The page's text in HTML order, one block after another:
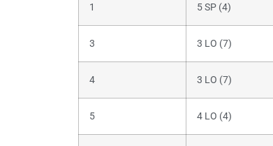
1 5 SP (4)
3 3 LO (7)
4 3 LO (7)
5 4 LO (4)